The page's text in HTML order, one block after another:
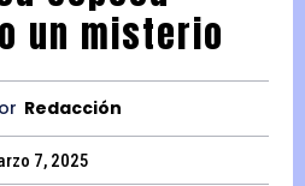
un misterio
Redacción
7, 2025